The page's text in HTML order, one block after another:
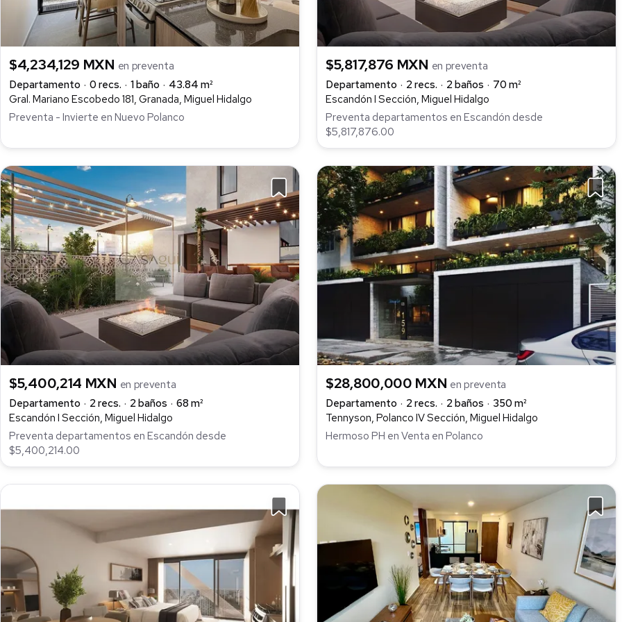
$4,234,129 MXN en preventa
Departamento
0 recs. 1 baño
43.84 m²
Gral. Mariano Escobedo 181, Granada, Miguel Hidalgo
Preventa - Invierte en Nuevo Polanco
$5,817,876 MXN en preventa
Departamento
2 recs. 2 baños
70 m²
Escandón I Sección, Miguel Hidalgo
Preventa departamentos en Escandón desde
$5,817,876.00
$5,400,214 MXN en preventa
Departamento
2 recs. 2 baños
68 m²
Escandón I Sección, Miguel Hidalgo
Preventa departamentos en Escandón desde
$5,400,214.00
$28,800,000 MXN en preventa
Departamento
2 recs. 2 baños
350 m²
Tennyson, Polanco IV Sección, Miguel Hidalgo
Hermoso PH en Venta en Polanco